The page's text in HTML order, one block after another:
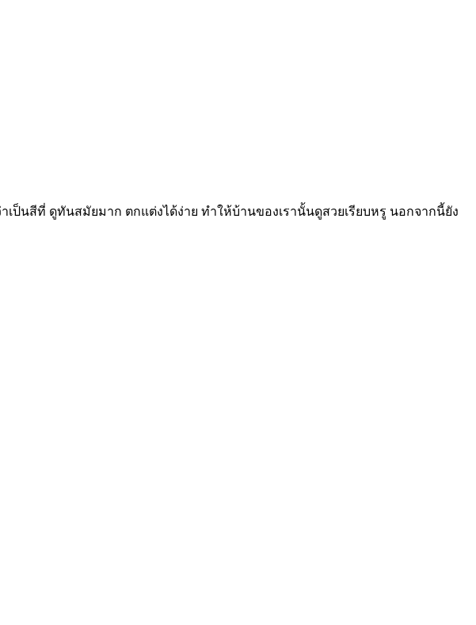
ป็นสีที่ ดูทันสมัยมาก ตกแต่งได้ง่าย ทำให้บ้านของเรานั้นดูสวยเรียบหรู นอกจากนี้ยัง